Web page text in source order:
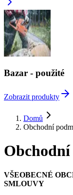
Bazar - použité
Zobrazit produkty
Domů
Obchodní
VŠEOBECNÉ
SMLOUVY